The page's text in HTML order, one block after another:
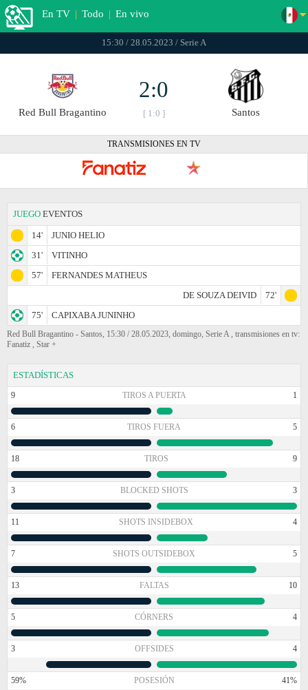
En TV | Todo | En vivo
15:30 / 28.05.2023 / Serie A
Red Bull Bragantino
2:0
[ 1:0 ] Santos
TRANSMISIONES EN TV
JUEGO EVENTOS
14'
JUNIO HELIO
31'
VITINHO
57'
FERNANDES MATHEUS
DE SOUZA DEIVID
72'
75'
CAPIXABA JUNINHO
Red Bull Bragantino - Santos, 15:30 / 28.05.2023, domingo, Serie A , transmisiones en tv:
Fanatiz , Star +
ESTADÍSTICAS
9 TIROS A PUERTA 1
6 TIROS FUERA 5
18 TIROS 9
3 BLOCKED SHOTS 3
11 SHOTS INSIDEBOX 4
7 SHOTS OUTSIDEBOX 5
13 FALTAS 10
5 CÓRNERS 4
3 OFFSIDES 4
59% POSESIÓN 41%